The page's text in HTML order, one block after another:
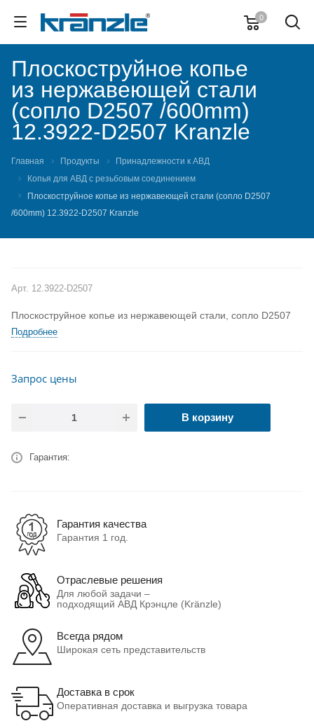
0
Плоскоструйное копье
из нержавеющей стали
(сопло D2507 /600mm)
12.3922-D2507 Kranzle
Главная Продукты
Принадлежности к АВД
Копья для АВД с резьбовым соединением
Плоскоструйное копье из нержавеющей стали (сопло D2507
/600mm) 12.3922-D2507 Kranzle
Арт. 12.3922-D2507
Плоскоструйное копье из нержавеющей стали, сопло D2507
Подробнее
Запрос цены
В корзину
Гарантия:
Гарантия качества
Гарантия 1 год.
Отраслевые решения
Для любой задачи –
подходящий АВД Крэнцле (Kränzle)
Всегда рядом
Широкая сеть представительств
Доставка в срок
Оперативная доставка и выгрузка товара